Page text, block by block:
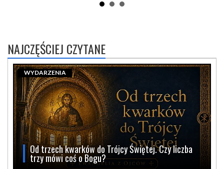
NAJCZĘŚCIEJ CZYTANE
Od trzech kwarków do Trójcy Świętej. Czy liczba
trzy mówi coś o Bogu?
WYDARZENIA